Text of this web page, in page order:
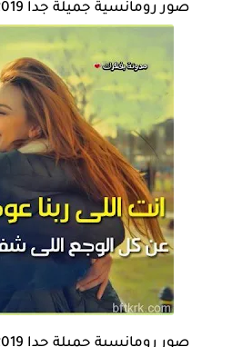
صور رومانسية جميلة جدا 2019 للاحباب وللمتزوجين
صور رومانسية جميلة جدا 2019 للاحباب وللمتزوجين